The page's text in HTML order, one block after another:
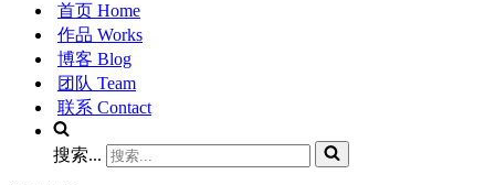
首页 Home
作品 Works
博客 Blog
团队 Team
联系 Contact
搜索...